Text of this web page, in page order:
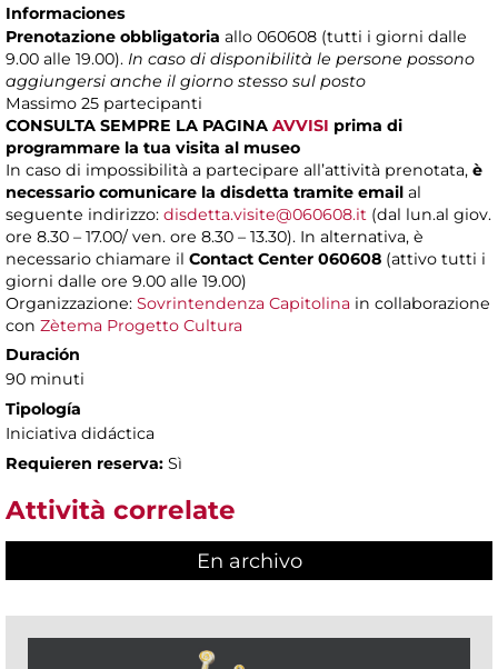
Informaciones
Prenotazione obbligatoria allo 060608 (tutti i giorni dalle
9.00 alle 19.00). In caso di disponibilità le persone possono
aggiungersi anche il giorno stesso sul posto
Massimo 25 partecipanti
CONSULTA SEMPRE LA PAGINA AVVISI prima di
programmare la tua visita al museo
In caso di impossibilità a partecipare all’attività prenotata, è
necessario comunicare la disdetta tramite email al
seguente indirizzo: disdetta.visite@060608.it (dal lun.al giov.
ore 8.30 – 17.00/ ven. ore 8.30 – 13.30). In alternativa, è
necessario chiamare il Contact Center 060608 (attivo tutti i
giorni dalle ore 9.00 alle 19.00)
Organizzazione: Sovrintendenza Capitolina in collaborazione
con Zètema Progetto Cultura
Duración
90 minuti
Tipología
Iniciativa didáctica
Requieren reserva: Sì
Attività correlate
En archivo